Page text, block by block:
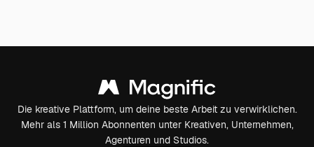
Die kreative Plattform, um deine beste Arbeit zu verwirklichen.
Mehr als 1 Million Abonnenten unter Kreativen, Unternehmen,
Agenturen und Studios.